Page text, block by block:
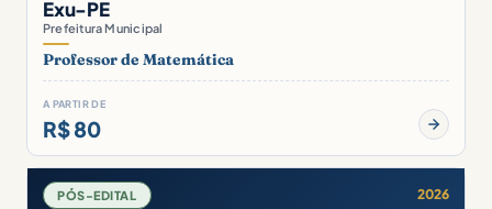
Exu-PE
Prefeitura Municipal
Professor de Matemática
A PARTIR DE
R$ 80
PÓS-EDITAL 2026